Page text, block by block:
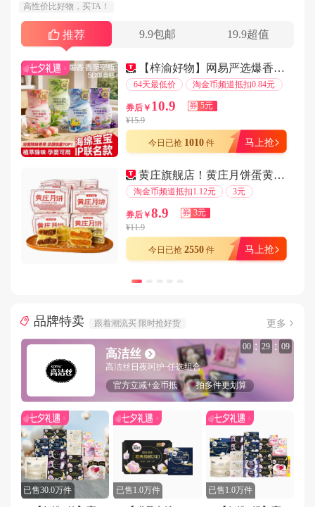
用户136****7613在6分钟前下单成功
用户159****2396在4分钟前下单成功
用户153****2652在2分钟前下单成功
用户157****8428在2分钟前下单成功
用户150****7515在2分钟前下单成功
用户177****8314在2分钟前下单成功
用户159****4689在8分钟前下单成功
用户150****9641在5分钟前下单成功
用户151****6708在3分钟前下单成功
用户150****3754在6分钟前下单成功
用户157****3661在5分钟前下单成功
用户159****4056在8分钟前下单成功
用户177****5931在5分钟前下单成功
用户157****6008在1分钟前下单成功
用户150****1299在3分钟前下单成功
用户187****9036在3分钟前下单成功
用户131****9674在6分钟前下单成功
用户177****5922在6分钟前下单成功
用户144****9673在5分钟前下单成功
用户153****8112在9分钟前下单成功
用户188****6411在5分钟前下单成功
用户144****3749在3分钟前下单成功
用户137****7198在1分钟前下单成功
用户158****3546在3分钟前下单成功
高性价比好物，买TA！
推荐 9.9包邮 19.9超值
【梓渝好物】网易严选爆香瓶衣物喷雾香氛！
64天最低价 淘金币频道抵扣0.84元
券后￥ 10.9 券 5元
¥15.9
今日已抢 1010 件 马上抢
黄庄旗舰店！黄庄月饼蛋黄酥330g/包
淘金币频道抵扣1.12元 3元
券后￥8.9 券 3元
¥11.9
今日已抢2550 件 马上抢
品牌特卖 跟着潮流买 限时抢好货 更多
高洁丝
高洁丝日夜呵护·任选组合
官方立减+金币抵
拍多件更划算
00 : 29 : 06
已售30.0万件 已售1.0万件 已售1.0万件